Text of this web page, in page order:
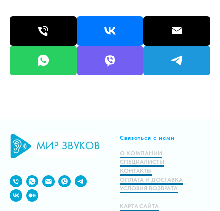
Связаться с нами
О КОМПАНИИ
СПЕЦИАЛИСТЫ
КОНТАКТЫ
ОПЛАТА И ДОСТАВКА
УСЛОВИЯ ВОЗВРАТА
КАРТА САЙТА